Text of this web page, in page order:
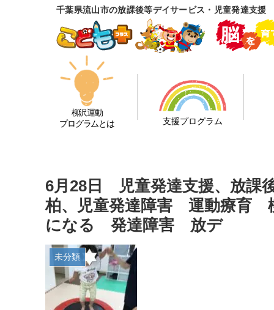
千葉県流山市の放課後等デイサービス・児童発達支
柳沢運動
プログラムとは
支援プログラム
6月28日 児童発達支援、放課
柏、児童発達障害 運動療育
になる 発達障害 放デ
未分類